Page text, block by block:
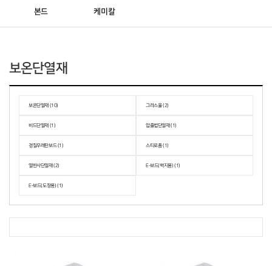
본드 케미칼
보온단열재
보온단열재 (10) 그라스울 (2)
비드단열재 (1) 압출법단열재 (1)
경질우레탄보드 (1) 스티로폼 (1)
열반사단열재 (2) E-보드(벽지용) (1)
E-보드(도장용) (1)